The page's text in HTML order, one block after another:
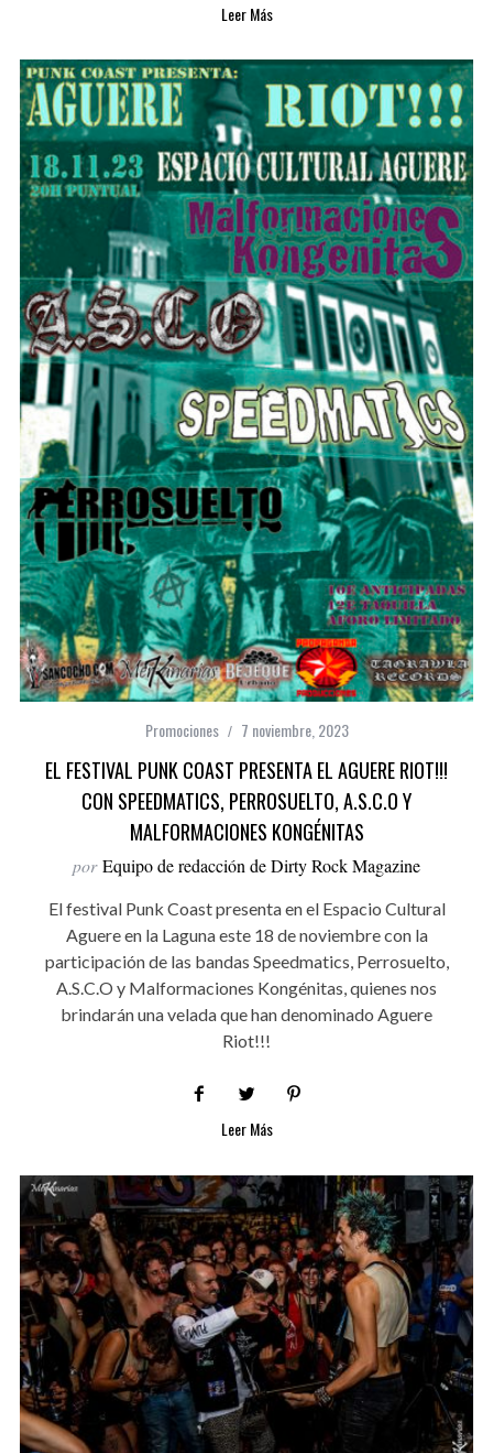
Leer Más
Promociones 7 noviembre, 2023
EL FESTIVAL PUNK COAST PRESENTA EL AGUERE RIOT!!!
CON SPEEDMATICS, PERROSUELTO, A.S.C.O Y
MALFORMACIONES KONGÉNITAS
por Equipo de redacción de Dirty Rock Magazine
El festival Punk Coast presenta en el Espacio Cultural
Aguere en la Laguna este 18 de noviembre con la
participación de las bandas Speedmatics, Perrosuelto,
A.S.C.O y Malformaciones Kongénitas, quienes nos
brindarán una velada que han denominado Aguere
Riot!!!
Leer Más